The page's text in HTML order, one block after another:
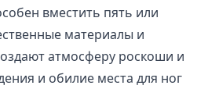
вместить пять или
материалы и
атмосферу роскоши и
и обилие места для ног